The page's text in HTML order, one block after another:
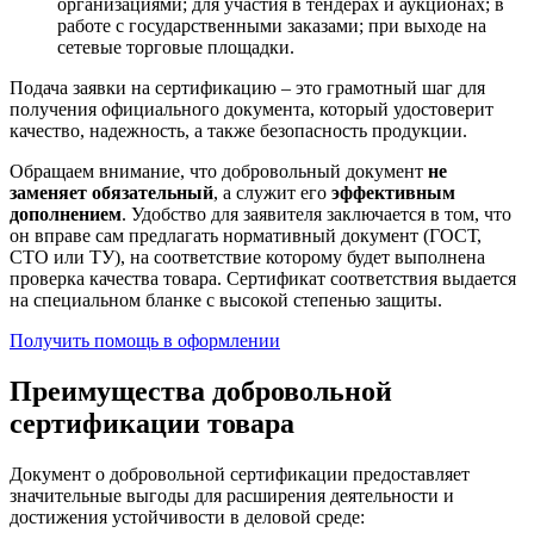
работе с государственными заказами; при выходе на
сетевые торговые площадки.
Подача заявки на сертификацию – это грамотный шаг для
получения официального документа, который удостоверит
качество, надежность, а также безопасность продукции.
Обращаем внимание, что добровольный документ не
заменяет обязательный, а служит его эффективным
дополнением. Удобство для заявителя заключается в том, что
он вправе сам предлагать нормативный документ (ГОСТ,
СТО или ТУ), на соответствие которому будет выполнена
проверка качества товара. Сертификат соответствия выдается
на специальном бланке с высокой степенью защиты.
Получить помощь в оформлении
Преимущества добровольной
сертификации товара
Документ о добровольной сертификации предоставляет
значительные выгоды для расширения деятельности и
достижения устойчивости в деловой среде: